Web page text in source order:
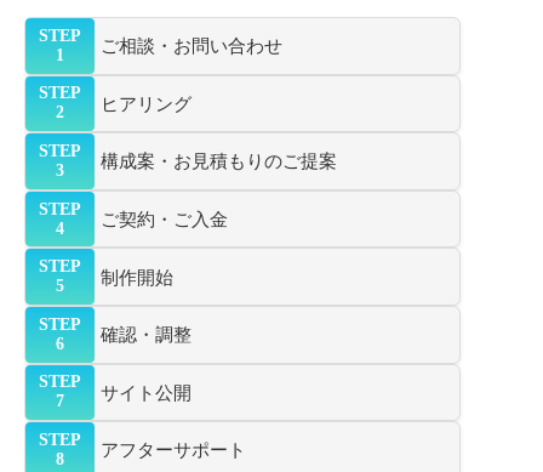
STEP
1
ご相談・お問い合わせ
STEP
2
ヒアリング
STEP
3
構成案・お見積もりのご提案
STEP
4
ご契約・ご入金
STEP
5
制作開始
STEP
6
確認・調整
STEP
7
サイト公開
STEP
8
アフターサポート